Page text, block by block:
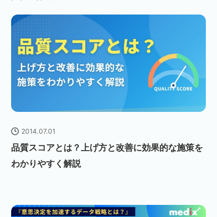
2014.07.01
品質スコアとは？上げ方と改善に効果的な施策を
わかりやすく解説